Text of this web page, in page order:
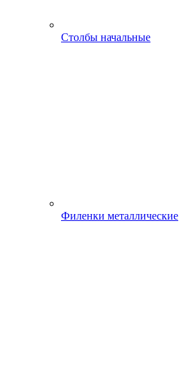
Столбы начальные
Филенки металлические